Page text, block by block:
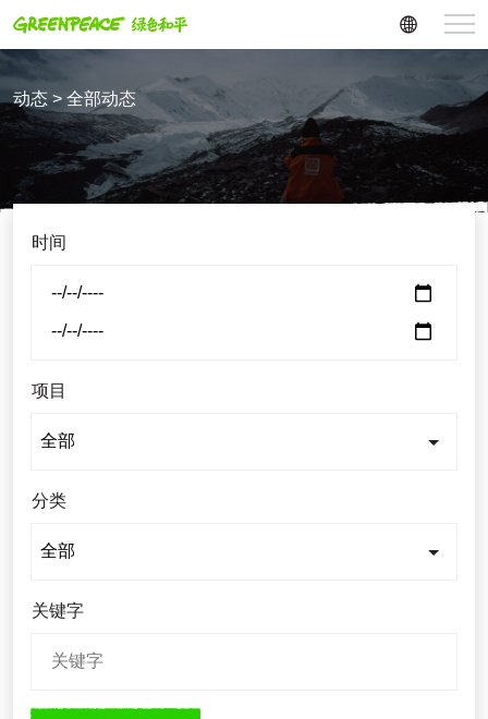
动态 > 全部动态
时间
项目
分类
关键字